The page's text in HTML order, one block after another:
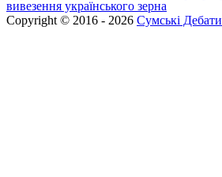
вивезення українського зерна
Copyright © 2016 - 2026 Сумські Дебати